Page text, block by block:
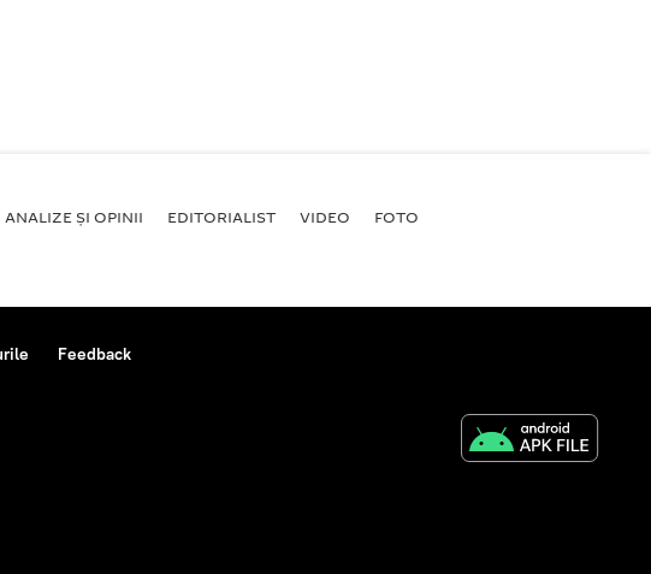
ANALIZE ȘI OPINII EDITORIALIST VIDEO FOTO
Feedback